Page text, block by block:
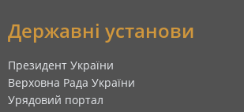
Державні установи
Президент України
Верховна Рада України
Урядовий портал